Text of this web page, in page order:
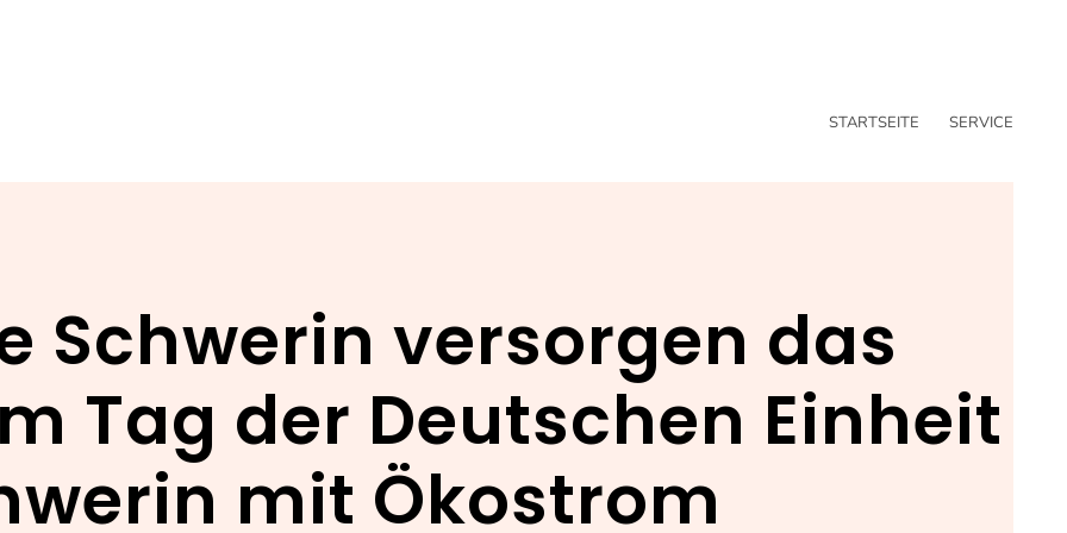
STARTSEITE SERVICE
Schwerin versorgen das
Tag der Deutschen Einheit
mit Ökostrom